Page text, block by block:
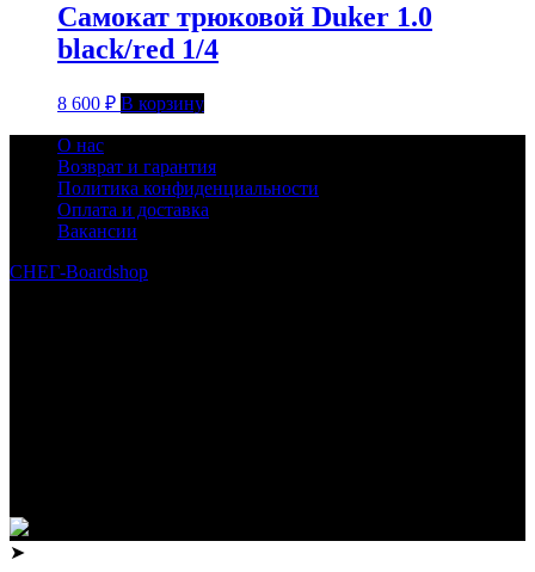
Самокат трюковой Duker 1.0
black/red 1/4
8 600 ₽ В корзину
О нас
Возврат и гарантия
Политика конфиденциальности
Оплата и доставка
Вакансии
СНЕГ-Boardshop
➤